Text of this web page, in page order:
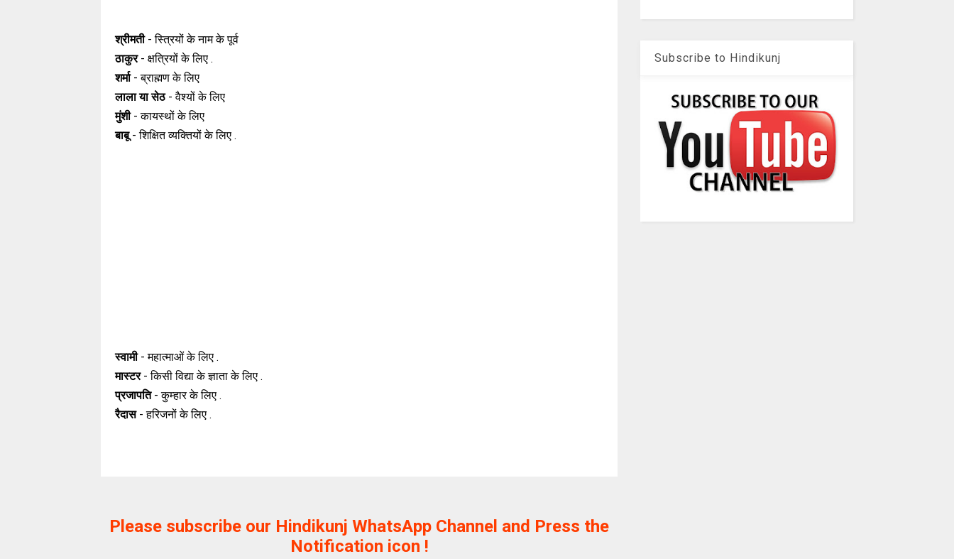
श्रीमती- स्त्रियों के नाम के पूर्व
ठाकुर- क्षत्रियों के लिए .
शर्मा- ब्राह्मण के लिए
लाला या सेठ- वैश्यों के लिए
मुंशी- कायस्थों के लिए
बाबू- शिक्षित व्यक्तियों के लिए .
स्वामी- महात्माओं के लिए .
मास्टर- किसी विद्या के ज्ञाता के लिए .
प्रजापति- कुम्हार के लिए .
रैदास - हरिजनों के लिए .
Please subscribe our Hindikunj WhatsApp Channel and Press the
Notification icon !
Subscribe to Hindikunj